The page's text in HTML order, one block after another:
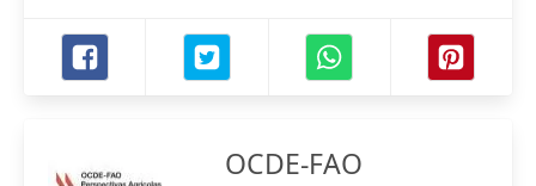
OCDE-FAO